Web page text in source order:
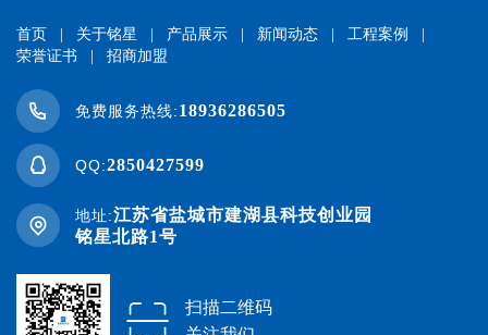
首页 关于铭星 产品展示 新闻动态 工程案例
荣誉证书
招商加盟
免费服务热线:18936286505
QQ:2850427599
地址:江苏省盐城市建湖县科技创业园
铭星北路1号
扫描二维码